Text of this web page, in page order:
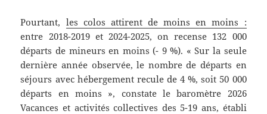
Pourtant, les colos attirent de moins en moins :
entre 2018-2019 et 2024-2025, on recense 132 000
départs de mineurs en moins (- 9 %). « Sur la seule
dernière année observée, le nombre de départs en
séjours avec hébergement recule de 4 %, soit 50 000
départs en moins », constate le baromètre 2026
Vacances et activités collectives des 5-19 ans, établi